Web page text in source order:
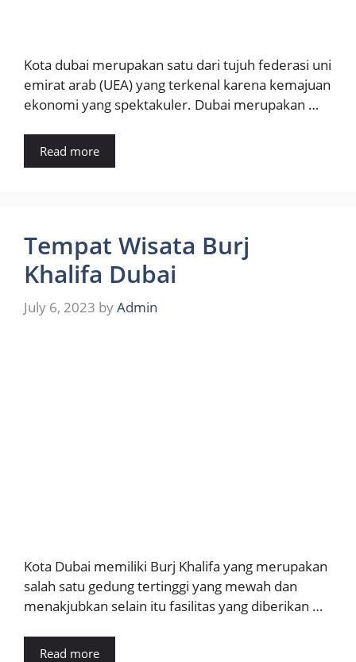
Kota dubai merupakan satu dari tujuh federasi uni
emirat arab (UEA) yang terkenal karena kemajuan
ekonomi yang spektakuler. Dubai merupakan …
Read more
Tempat Wisata Burj
Khalifa Dubai
July 6, 2023 byAdmin
Kota Dubai memiliki Burj Khalifa yang merupakan
salah satu gedung tertinggi yang mewah dan
menakjubkan selain itu fasilitas yang diberikan …
Read more